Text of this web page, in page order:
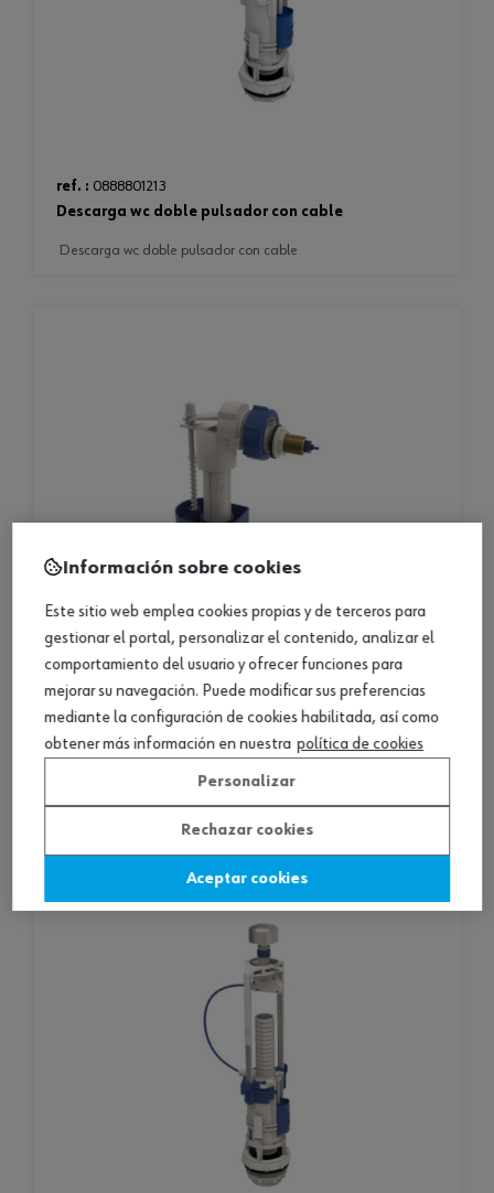
ref. : 0888801213
descarga wc doble pulsador con cable
descarga wc doble pulsador con cable
0888801203
carga cisterna lateral
Información sobre cookies
Este sitio web emplea cookies propias y de terceros para
gestionar el portal, personalizar el contenido, analizar el
comportamiento del usuario y ofrecer funciones para
mejorar su navegación. Puede modificar sus preferencias
mediante la configuración de cookies habilitada, así como
obtener más información en nuestra política de cookies
Personalizar
Rechazar cookies
Aceptar cookies